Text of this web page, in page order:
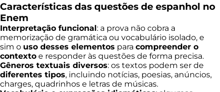
Características das questões de espanhol no
Enem
Interpretação funcional: a prova não cobra a
memorização de gramática ou vocabulário isolado, e
sim o uso desses elementos para compreender o
contexto e responder às questões de forma precisa.
Gêneros textuais diversos: os textos podem ser de
diferentes tipos, incluindo notícias, poesias, anúncios,
charges, quadrinhos e letras de músicas.